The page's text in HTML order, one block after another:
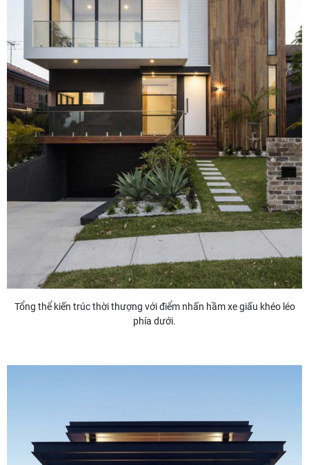
Tổng thể kiến trúc thời thượng với điểm nhấn hầm xe giấu khéo léo
phía dưới.